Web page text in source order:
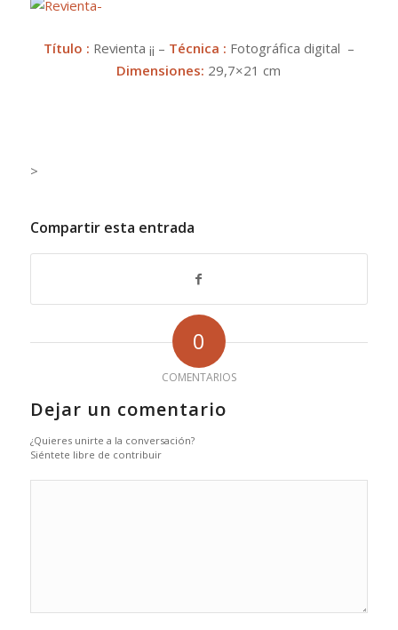
Título : Revienta ¡¡ – Técnica : Fotográfica digital –
Dimensiones: 29,7×21 cm
>
Compartir esta entrada
0
COMENTARIOS
Dejar un comentario
¿Quieres unirte a la conversación?
Siéntete libre de contribuir